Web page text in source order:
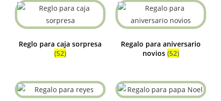
Reglo para caja sorpresa
(52)
Regalo para aniversario
novios (52)